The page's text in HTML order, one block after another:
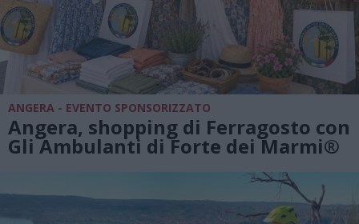
ANGERA - EVENTO SPONSORIZZATO
Angera, shopping di Ferragosto con
Gli Ambulanti di Forte dei Marmi®